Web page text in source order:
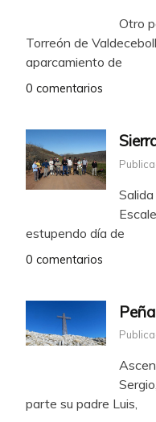
Otro
Torreón de
aparcamiento de
0 comentarios
estupendo día de
0 comentarios
parte su padre Luis,